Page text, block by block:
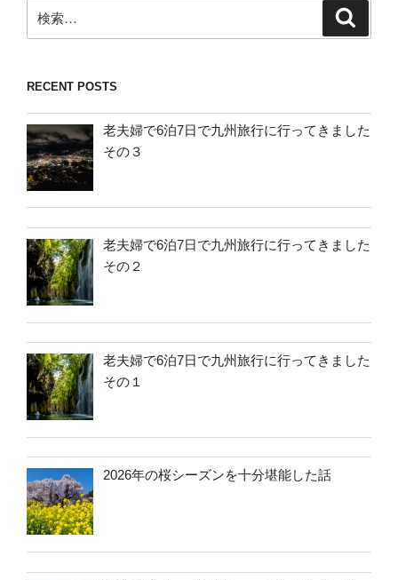
索:
RECENT POSTS
老夫婦で6泊7日で九州旅行に行ってきました
その３
老夫婦で6泊7日で九州旅行に行ってきました
その２
老夫婦で6泊7日で九州旅行に行ってきました
その１
2026年の桜シーズンを十分堪能した話